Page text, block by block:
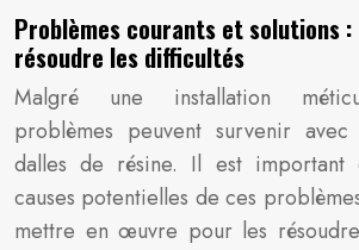
Problèmes courants et solutions
résoudre les difficultés
Malgré une installation
problèmes peuvent survenir
dalles de résine. Il est important
causes potentielles de ces
mettre en œuvre pour les